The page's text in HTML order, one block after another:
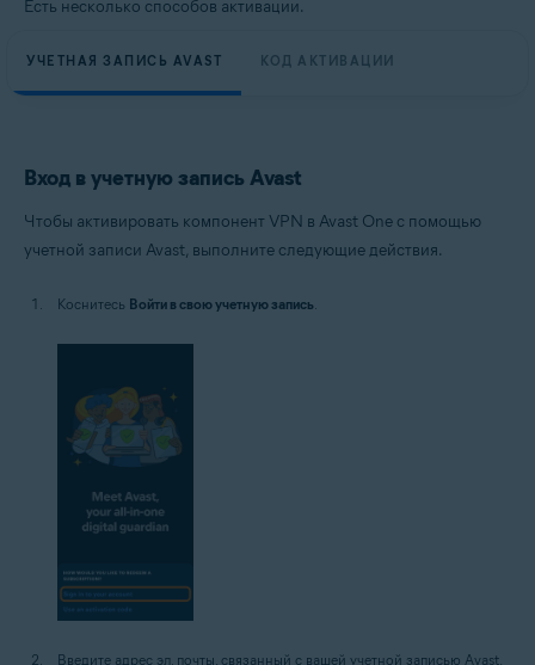
Есть несколько способов активации.
УЧЕТНАЯ ЗАПИСЬ AVAST КОД АКТИВАЦИИ
Вход в учетную запись Avast
Чтобы активировать компонент VPN в Avast One с помощью
учетной записи Avast, выполните следующие действия.
Коснитесь Войти в свою учетную запись.
Введите адрес эл. почты, связанный с вашей учетной записью Avast,